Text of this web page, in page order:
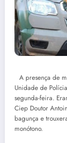
A presença de
Unidade de
segunda-feira.
Ciep Doutor
bagunça e
monótono.